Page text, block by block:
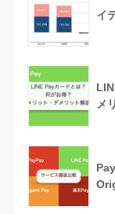
イ
メ